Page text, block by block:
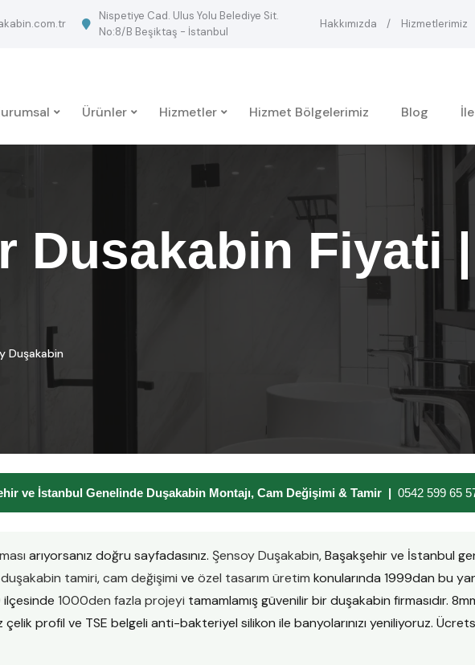
Nispetiye Cad. Ulus Yolu Belediye Sit.
No:8/B Beşiktaş - İstanbul
Hakkımızda Hizmetlerimiz
Ürünler Hizmetler Hizmet Bölgelerimiz Blog
Dusakabin Fiyati
Duşakabin
ve İstanbul Genelinde Duşakabin Montajı, Cam Değişimi & Tamir | 0542 599 65
arıyorsanız doğru sayfadasınız. Şensoy Duşakabin, Başakşehir ve İstanbul
duşakabin tamiri,cam değişimi ve özel tasarım üretim konularında 1999dan bu
1000den fazla projeyi tamamlamış güvenilir bir duşakabin firmasıdır.
profil ve TSE belgeli anti-bakteriyel silikon ile banyolarınızı yeniliyoruz.